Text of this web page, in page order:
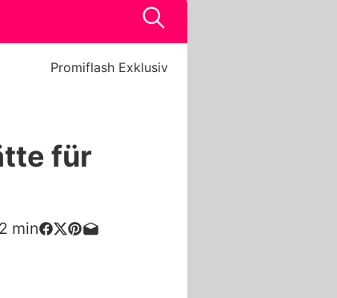
Promiflash Exklusiv
für
2 min